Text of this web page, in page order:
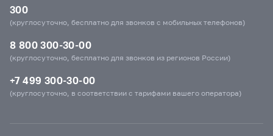
300
(круглосуточно, бесплатно для звонков с мобильных телефонов)
8 800 300-30-00
(круглосуточно, бесплатно для звонков из регионов России)
+7 499 300-30-00
(круглосуточно, в соответствии с тарифами вашего оператора)